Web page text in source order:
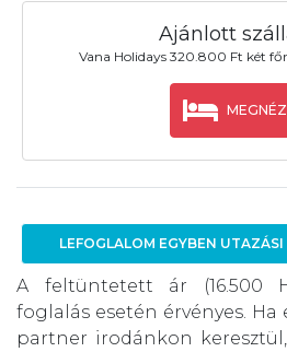
Ajánlott
Vana Holidays 320.800 Ft két
LEFOGLALOM EGYBEN
A feltüntetett ár (16.500
foglalás esetén érvényes.
partner irodánkon